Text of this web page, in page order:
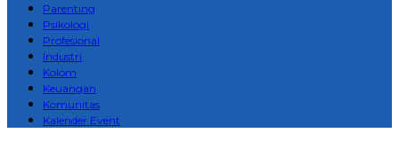
Parenting
Psikologi
Profesional
Industri
Kolom
Keuangan
Komunitas
Kalender Event